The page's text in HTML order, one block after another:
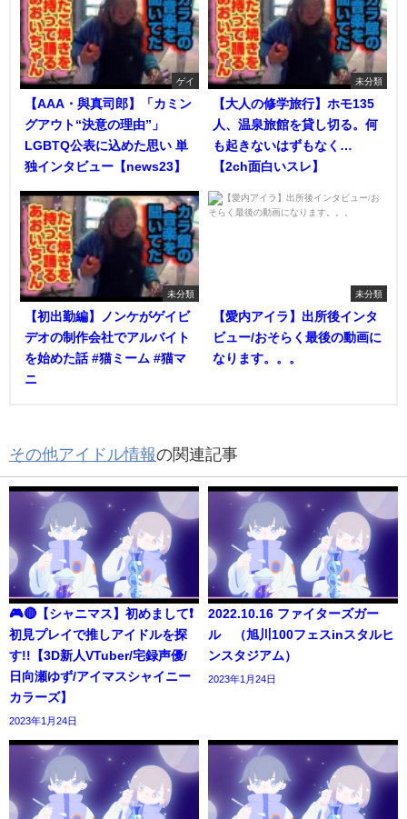
ゲイ
【AAA・與真司郎】「カミン
グアウト“決意の理由”」
LGBTQ公表に込めた思い 単
独インタビュー【news23】
未分類
【大人の修学旅行】ホモ135
人、温泉旅館を貸し切る。何
も起きないはずもなく…
【2ch面白いスレ】
未分類
【初出勤編】ノンケがゲイビ
デオの制作会社でアルバイト
を始めた話 #猫ミーム #猫マ
ニ
未分類
【愛内アイラ】出所後インタ
ビュー/おそらく最後の動画に
なります。。。
その他アイドル情報の関連記事
🎮🔴【シャニマス】初めまして❗️
初見プレイで推しアイドルを探
す!!【3D新人VTuber/宅録声優/
日向瀬ゆず/アイマスシャイニー
カラーズ】
2023年1月24日
2022.10.16 ファイターズガー
ル （旭川100フェスinスタルヒ
ンスタジアム）
2023年1月24日